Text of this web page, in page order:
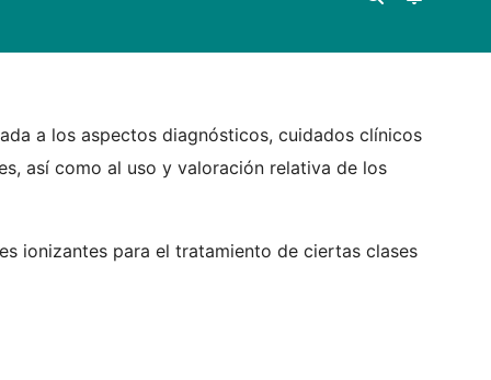
a los aspectos diagnósticos, cuidados clínicos
así como al uso y valoración relativa de los
ionizantes para el tratamiento de ciertas clases